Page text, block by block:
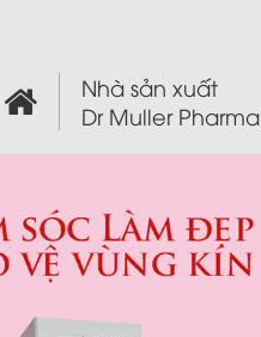
Nhà sản xuất
Dr Muller Pharma